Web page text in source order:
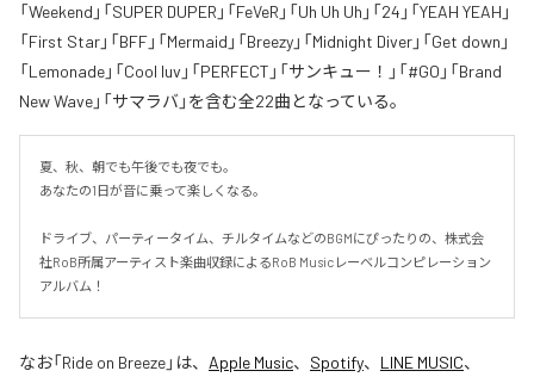
「Weekend」「SUPER DUPER」「FeVeR」「Uh Uh Uh」「24」「YEAH YEAH」
「First Star」「BFF」「Mermaid」「Breezy」「Midnight Diver」「Get down」
「Lemonade」「Cool luv」「PERFECT」「サンキュー！」「#GO」「Brand
New Wave」「サマラバ」を含む全22曲となっている。
夏、秋、朝でも午後でも夜でも。
あなたの1日が音に乗って楽しくなる。
ドライブ、パーティータイム、チルタイムなどのBGMにぴったりの、株式会
社RoB所属アーティスト楽曲収録によるRoB Musicレーベルコンピレーション
アルバム！
なお「Ride on Breeze」は、 Apple Music、 Spotify、 LINE MUSIC、